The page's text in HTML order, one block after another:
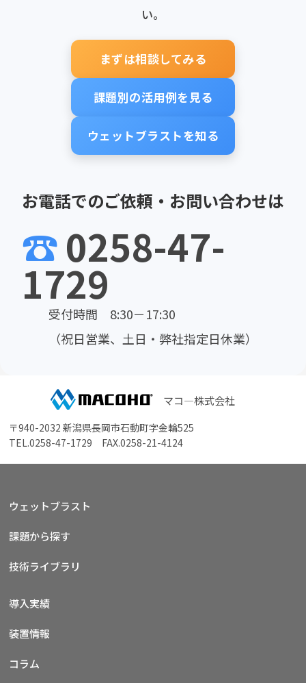
い。
まずは相談してみる
課題別の活用例を見る
ウェットブラストを知る
お電話でのご依頼・お問い合わせは
☎0258-47-
1729
受付時間 8:30－17:30
（祝日営業、土日・弊社指定日休業）
マコ―株式会社
〒940-2032 新潟県長岡市石動町字金輪525
TEL.0258-47-1729 FAX.0258-21-4124
ウェットブラスト
課題から探す
技術ライブラリ
導入実績
装置情報
コラム